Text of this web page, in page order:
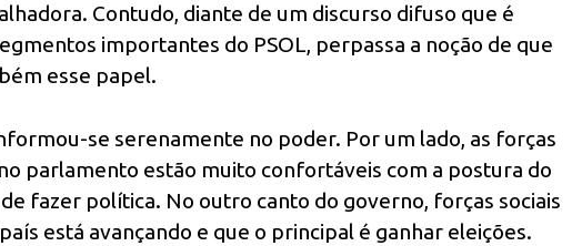
Contudo, diante de um discurso difuso que é
importantes do PSOL, perpassa a noção de que
esse papel.
se serenamente no poder. Por um lado, as forças
parlamento estão muito confortáveis com a postura do
fazer política. No outro canto do governo, forças sociais
está avançando e que o principal é ganhar eleições.